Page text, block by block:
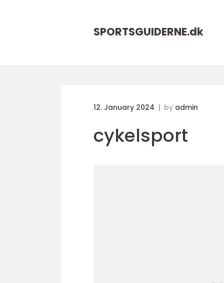
SPORTSGUIDERNE.dk
12. January 2024 by admin
cykelsport